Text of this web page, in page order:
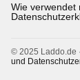
Wie verwendet
© 2025 Laddo.de ·
und